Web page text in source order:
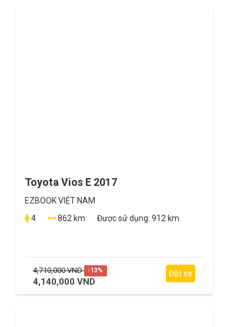
Toyota Vios E 2017
EZBOOK VIỆT NAM
4
862 km Được sử dụng: 912 km
4,710,000 VND -13%
4,140,000 VND
Đặt xe